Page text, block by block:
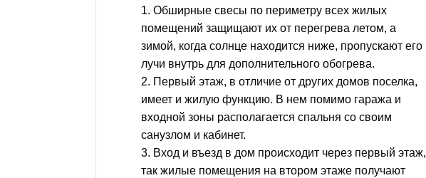
1. Обширные свесы по периметру всех жилых
помещений защищают их от перегрева летом, а
зимой, когда солнце находится ниже, пропускают его
лучи внутрь для дополнительного обогрева.
2. Первый этаж, в отличие от других домов поселка,
имеет и жилую функцию. В нем помимо гаража и
входной зоны располагается спальня со своим
санузлом и кабинет.
3. Вход и въезд в дом происходит через первый этаж,
так жилые помещения на втором этаже получают